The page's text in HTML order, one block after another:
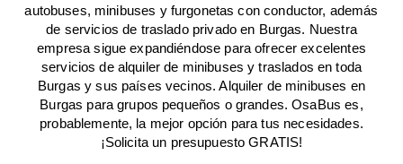
autobuses, minibuses y furgonetas con conductor, además
de servicios de traslado privado en Burgas. Nuestra
empresa sigue expandiéndose para ofrecer excelentes
servicios de alquiler de minibuses y traslados en toda
Burgas y sus países vecinos. Alquiler de minibuses en
Burgas para grupos pequeños o grandes. OsaBus es,
probablemente, la mejor opción para tus necesidades.
¡Solicita un presupuesto GRATIS!